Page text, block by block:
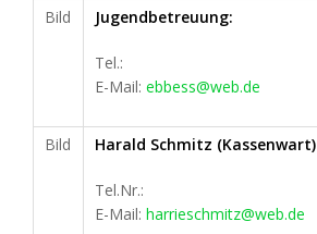
Bild
Jugendbetreuung:
Tel.:
E-Mail: ebbess@web.de
Bild Harald Schmitz (Kassenwart)
Tel.Nr.:
E-Mail: harrieschmitz@web.de